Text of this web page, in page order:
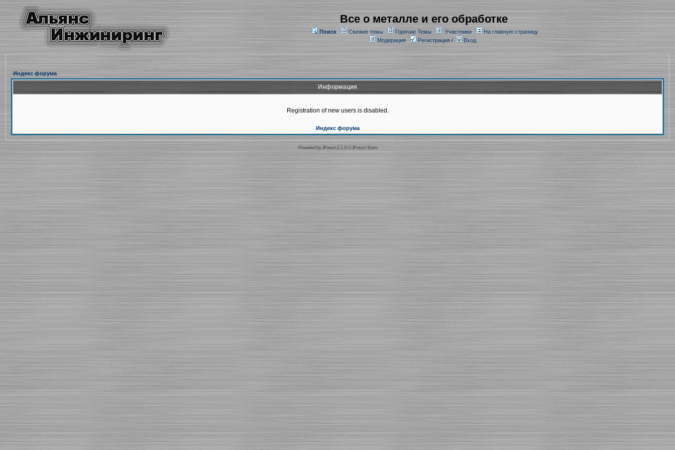
Все о металле и его обработке
Поиск Свежие темы Горячие Темы Участники
На главную страницу
Модерация
Регистрация/ Вход
Индекс форума
Информация
Registration of new users is disabled.
Индекс форума
Powered byJForum 2.1.9©JForum Team